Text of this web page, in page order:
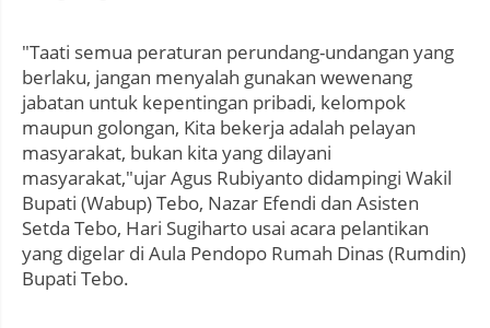
"Taati semua peraturan perundang-undangan yang
berlaku, jangan menyalah gunakan wewenang
jabatan untuk kepentingan pribadi, kelompok
maupun golongan, Kita bekerja adalah pelayan
masyarakat, bukan kita yang dilayani
masyarakat,"ujar Agus Rubiyanto didampingi Wakil
Bupati (Wabup) Tebo, Nazar Efendi dan Asisten
Setda Tebo, Hari Sugiharto usai acara pelantikan
yang digelar di Aula Pendopo Rumah Dinas (Rumdin)
Bupati Tebo.